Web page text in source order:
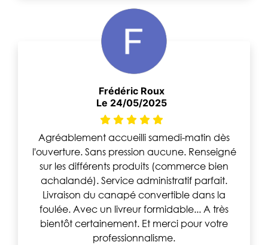
Frédéric Roux
Le 24/05/2025
Agréablement accueilli samedi-matin dès
l'ouverture. Sans pression aucune. Renseigné
sur les différents produits (commerce bien
achalandé). Service administratif parfait.
Livraison du canapé convertible dans la
foulée. Avec un livreur formidable... A très
bientôt certainement. Et merci pour votre
professionnalisme.